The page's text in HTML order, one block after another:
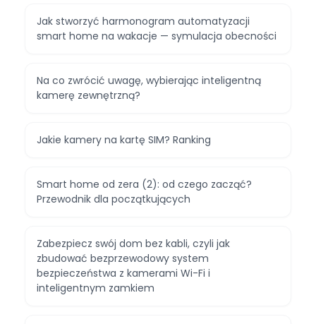
Jak stworzyć harmonogram automatyzacji
smart home na wakacje — symulacja obecności
Na co zwrócić uwagę, wybierając inteligentną
kamerę zewnętrzną?
Jakie kamery na kartę SIM? Ranking
Smart home od zera (2): od czego zacząć?
Przewodnik dla początkujących
Zabezpiecz swój dom bez kabli, czyli jak
zbudować bezprzewodowy system
bezpieczeństwa z kamerami Wi-Fi i
inteligentnym zamkiem